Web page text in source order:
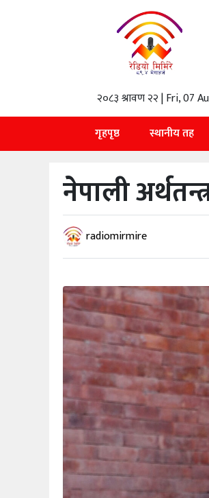
२०८३ श्रावण २२ | Fri, 07
गृहपृष्ठ स्थानीय तह
अर्थबाणिज्य
नेपाली
radiomirmire